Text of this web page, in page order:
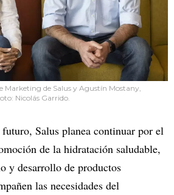
Marketing de Salus y Agustín Mostany,
Nicolás Garrido.
Salus planea continuar por el
de la hidratación saludable,
y desarrollo de productos
las necesidades del